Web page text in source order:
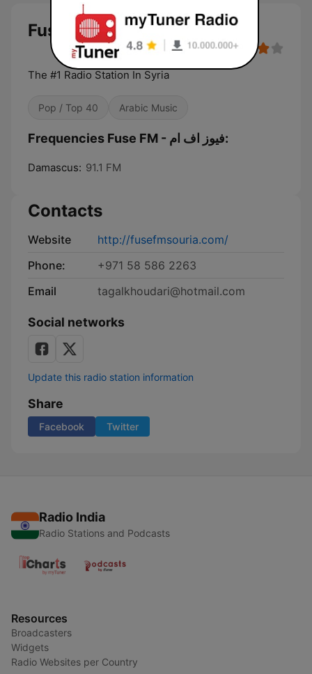
Fuse FM - فيوز اف ام
The #1 Radio Station In Syria
Pop / Top 40 Arabic Music
Frequencies Fuse FM - فيوز اف ام:
Damascus: 91.1 FM
Contacts
Website
http://fusefmsouria.com/
Phone:
+971 58 586 2263
Email
tagalkhoudari@hotmail.com
Social networks
Update this radio station information
Share
Facebook Twitter
Radio India
Radio Stations and Podcasts
Resources
Broadcasters
Widgets
Radio Websites per Country